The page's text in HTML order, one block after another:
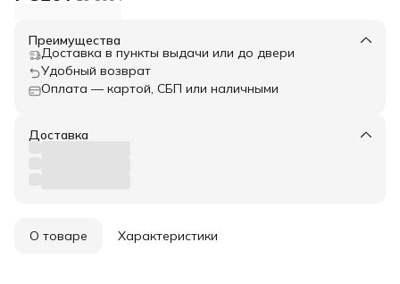
Преимущества
Доставка в пункты выдачи или до двери
Удобный возврат
Оплата — картой, СБП или наличными
Доставка
О товаре Характеристики